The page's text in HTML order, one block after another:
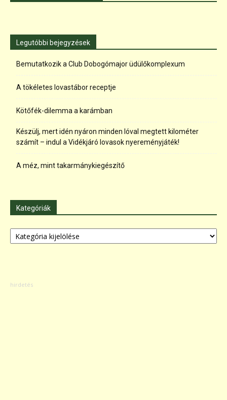
Legutóbbi bejegyzések
Bemutatkozik a Club Dobogómajor üdülőkomplexum
A tökéletes lovastábor receptje
Kötőfék-dilemma a karámban
Készülj, mert idén nyáron minden lóval megtett kilométer
számít – indul a Vidékjáró lovasok nyereményjáték!
A méz, mint takarmánykiegészítő
Kategóriák
Kategóriák